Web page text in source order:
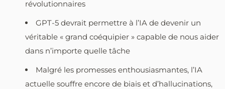
révolutionnaires
GPT-5 devrait permettre à l’IA de devenir un
véritable « grand coéquipier » capable de nous aider
dans n’importe quelle tâche
Malgré les promesses enthousiasmantes, l’IA
actuelle souffre encore de biais et d’hallucinations,